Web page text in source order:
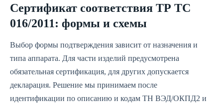
Сертификат соответствия ТР ТС
016/2011: формы и схемы
Выбор формы подтверждения зависит от назначения и
типа аппарата. Для части изделий предусмотрена
обязательная сертификация, для других допускается
декларация. Решение мы принимаем после
идентификации по описанию и кодам ТН ВЭД/ОКПД2 и